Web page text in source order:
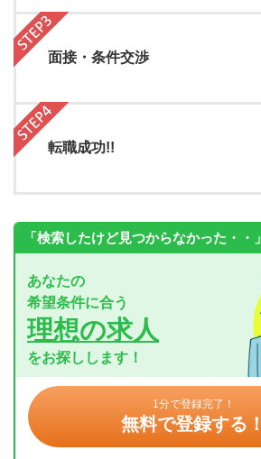
面接・条件交渉
転職成功!!
「検索したけど見つからなかった・・」
あなたの
希望条件に合う
理想の求人
をお探しします！
1分で登録完了！
無料で登録する！